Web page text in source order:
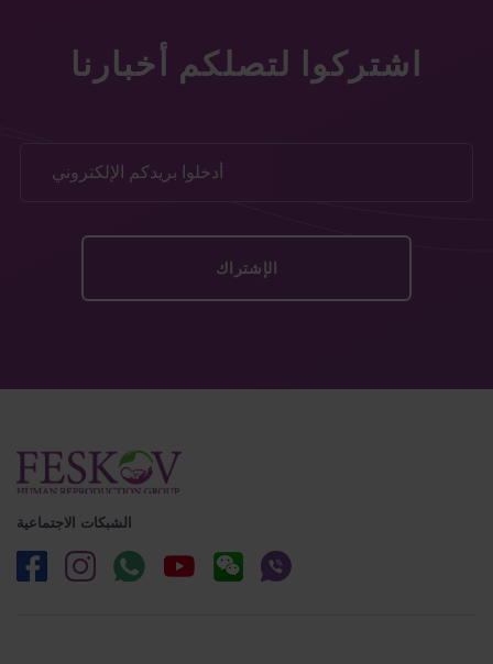
اشتركوا لتصلكم أخبارنا
الشبكات الاجتماعية